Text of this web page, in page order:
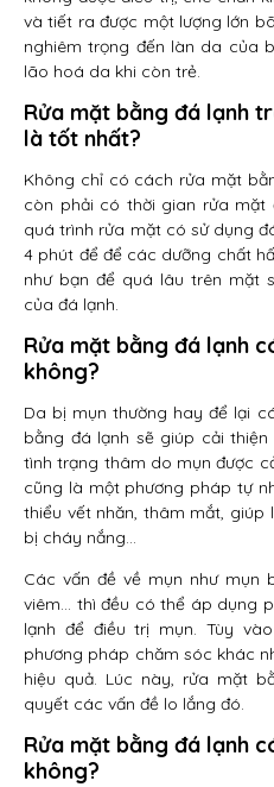
và tiết ra được một lượng lớn
nghiêm trọng đến làn da của
lão hoá da khi còn trẻ.
Rửa mặt bằng đá lạnh
là tốt nhất?
Không chỉ có cách rửa mặt
còn phải có thời gian rửa
quá trình rửa mặt có sử dụng
4 phút để để các dưỡng chất
như bạn để quá lâu trên mặt
của đá lạnh.
Rửa mặt bằng đá lạnh
không?
Da bị mụn thường hay để lại
bằng đá lạnh sẽ giúp cải
tình trạng thâm do mụn được
cũng là một phương pháp tự
thiểu vết nhăn, thâm mắt,
bị cháy nắng…
Các vấn đề về mụn như mụn
viêm… thì đều có thể áp dụng
lạnh để điều trị mụn. Tùy
phương pháp chăm sóc khác
hiệu quả. Lúc này, rửa mặt
quyết các vấn đề lo lắng đó.
Rửa mặt bằng đá lạnh
không?